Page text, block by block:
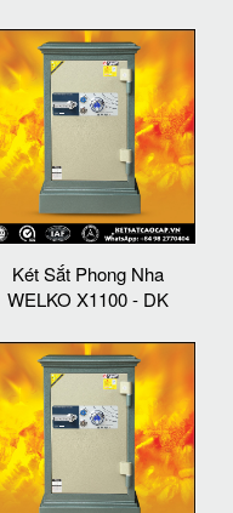
Két Sắt Phong Nha
WELKO X1100 - DK